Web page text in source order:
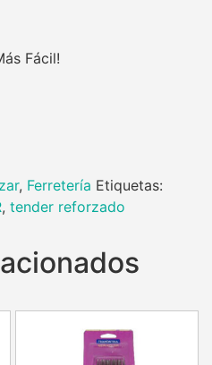
Fácil!
, Ferretería Etiquetas:
, tender reforzado